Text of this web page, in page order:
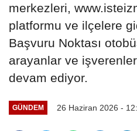
merkezleri,
platformu ve ilçelere
Başvuru Noktası
arayanlar ve
devam ediyor.
GÜNDEM 26 Haziran 2026 -